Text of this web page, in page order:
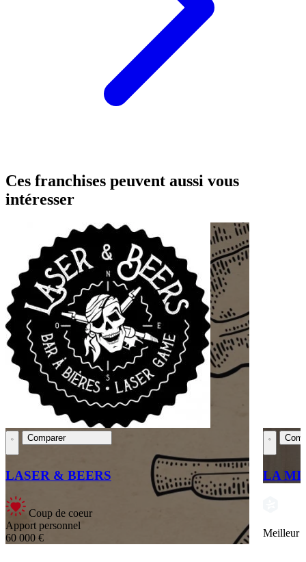
Ces franchises peuvent aussi vous
intéresser
Comparer
LASER & BEERS
Coup de coeur
Apport personnel
60 000 €
LA
Meilleur